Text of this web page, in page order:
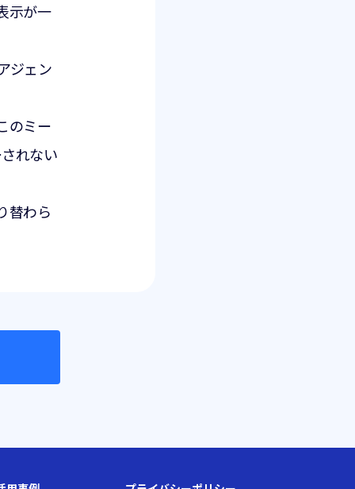
示が一
ジェン
のミー
れない
替わら